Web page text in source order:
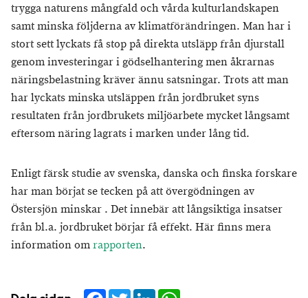
trygga naturens mångfald och vårda kulturlandskapen
samt minska följderna av klimatförändringen. Man har i
stort sett lyckats få stop på direkta utsläpp från djurstall
genom investeringar i gödselhantering men åkrarnas
näringsbelastning kräver ännu satsningar. Trots att man
har lyckats minska utsläppen från jordbruket syns
resultaten från jordbrukets miljöarbete mycket långsamt
eftersom näring lagrats i marken under lång tid.
Enligt färsk studie av svenska, danska och finska forskare
har man börjat se tecken på att övergödningen av
Östersjön minskar . Det innebär att långsiktiga insatser
från bl.a. jordbruket börjar få effekt. Här finns mera
information omrapporten.
Facebook
TwitterLinkedIn